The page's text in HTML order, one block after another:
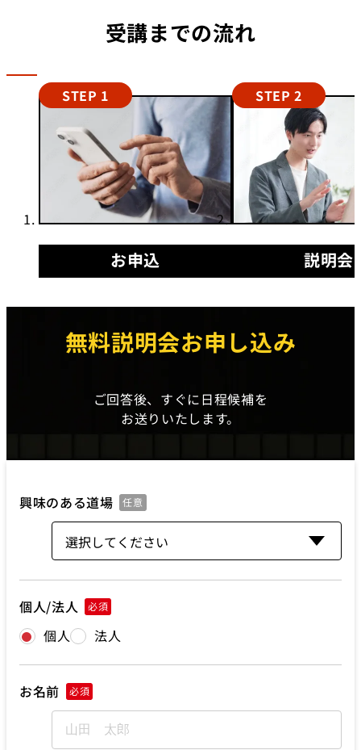
受講までの流れ
STEP 1
お申込
STEP 2
説明会
無料説明会お申し込み
ご回答後、すぐに日程候補を
お送りいたします。
興味のある道場 任意
個人/法人 必須
個人 法人
お名前 必須